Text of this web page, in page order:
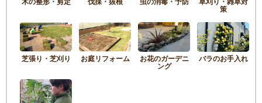
策
芝張り・芝刈り お庭リフォーム お花のガーデニ
ング
バラのお手入れ